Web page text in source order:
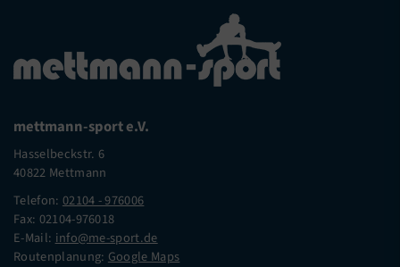
mettmann-sport e.V.
Hasselbeckstr. 6
40822 Mettmann
Telefon: 02104 - 976006
Fax: 02104-976018
E-Mail: info@me-sport.de
Routenplanung: Google Maps